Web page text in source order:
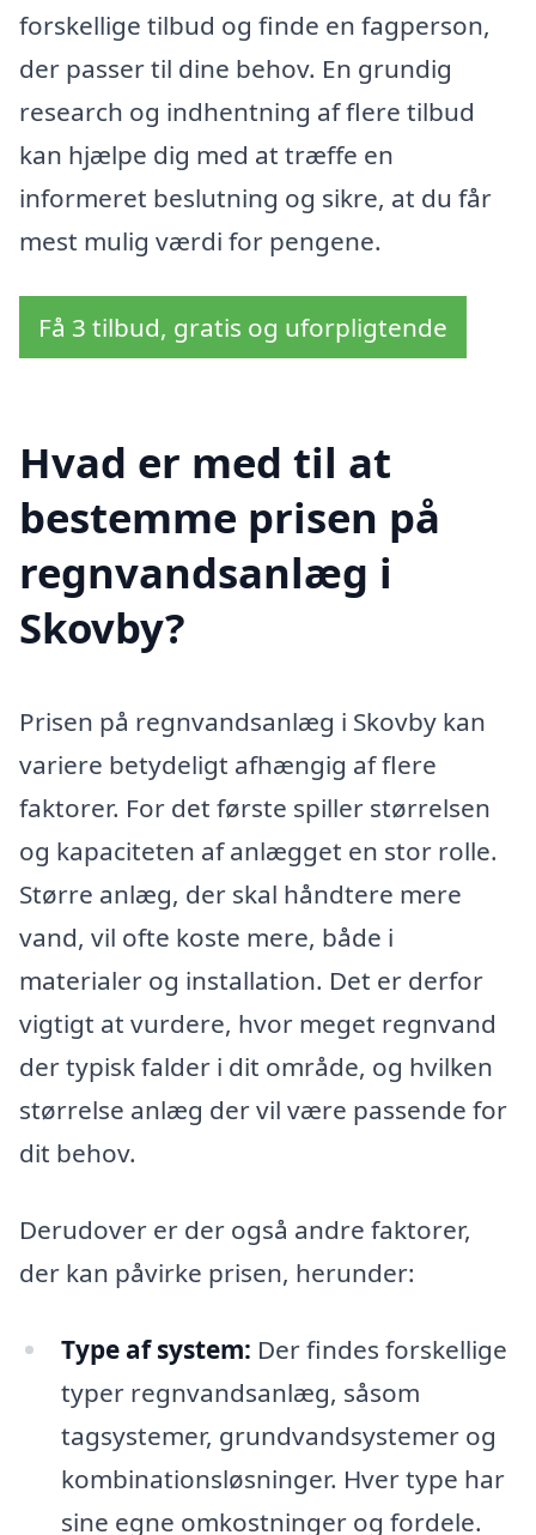
forskellige tilbud og finde en fagperson,
der passer til dine behov. En grundig
research og indhentning af flere tilbud
kan hjælpe dig med at træffe en
informeret beslutning og sikre, at du får
mest mulig værdi for pengene.
Få 3 tilbud, gratis og uforpligtende
Hvad er med til at
bestemme prisen på
regnvandsanlæg i
Skovby?
Prisen på regnvandsanlæg i Skovby kan
variere betydeligt afhængig af flere
faktorer. For det første spiller størrelsen
og kapaciteten af anlægget en stor rolle.
Større anlæg, der skal håndtere mere
vand, vil ofte koste mere, både i
materialer og installation. Det er derfor
vigtigt at vurdere, hvor meget regnvand
der typisk falder i dit område, og hvilken
størrelse anlæg der vil være passende for
dit behov.
Derudover er der også andre faktorer,
der kan påvirke prisen, herunder:
Type af system: Der findes forskellige
typer regnvandsanlæg, såsom
tagsystemer, grundvandsystemer og
kombinationsløsninger. Hver type har
sine egne omkostninger og fordele.